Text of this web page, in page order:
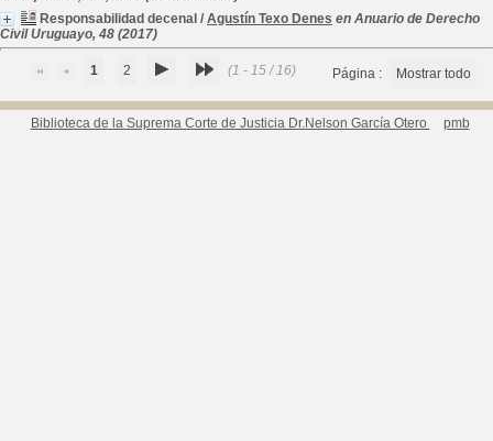
Responsabilidad decenal / Agustín Texo Denes en Anuario de Derecho
Civil Uruguayo, 48 (2017)
1 2 (1 - 15 / 16) Página : Mostrar todo
Biblioteca de la Suprema Corte de Justicia Dr.Nelson García Otero pmb